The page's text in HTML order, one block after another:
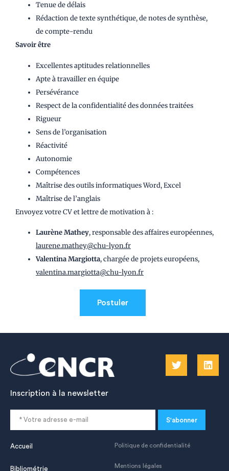
Tenue de délais
Rédaction de texte synthétique, de notes de synthèse,
de compte-rendu
Savoir être
Excellentes aptitudes relationnelles
Apte à travailler en équipe
Persévérance
Respect de la confidentialité des données traitées
Rigueur
Sens de l’organisation
Réactivité
Autonomie
Compétences
Maîtrise des outils informatiques Word, Excel
Maîtrise de l’anglais
Envoyez votre CV et lettre de motivation à :
Laurène Mathey, responsable des affaires européennes,
laurene.mathey@chu-lyon.fr
Valentina Margiotta, chargée de projets européens,
valentina.margiotta@chu-lyon.fr
Politique de confidentialité
Mentions légales
Accueil
Bibliométrie
Inscription à la newsletter
S'abonner